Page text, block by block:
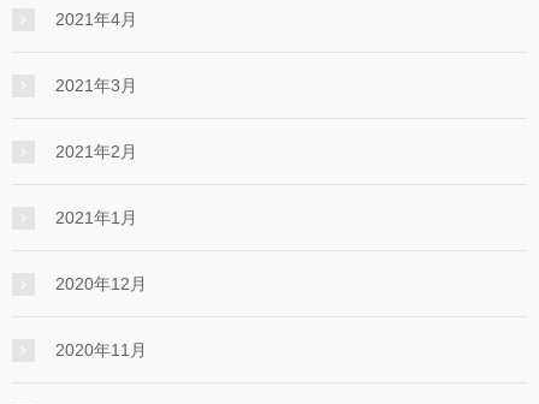
2021年4月
2021年3月
2021年2月
2021年1月
2020年12月
2020年11月